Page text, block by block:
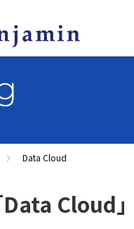
Data Cloud
Cloud